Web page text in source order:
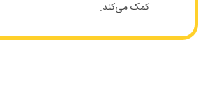
کمک می‌کند.